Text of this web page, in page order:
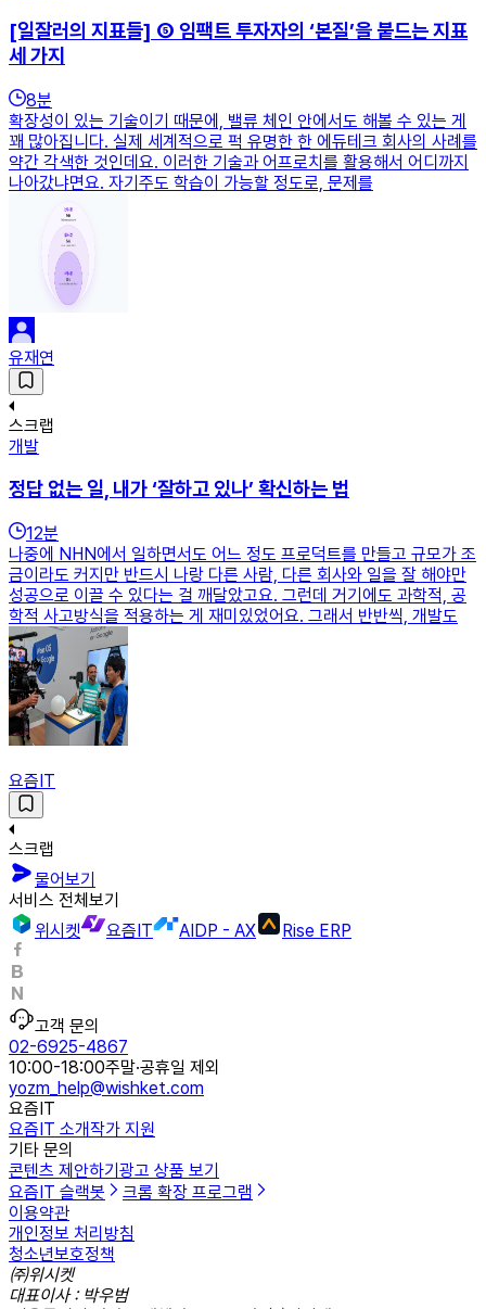
[일잘러의 지표들] ⑤ 임팩트 투자자의 ‘본질’을 붙드는 지표
세 가지
8분
확장성이 있는 기술이기 때문에, 밸류 체인 안에서도 해볼 수 있는 게
꽤 많아집니다. 실제 세계적으로 퍽 유명한 한 에듀테크 회사의 사례를
약간 각색한 것인데요. 이러한 기술과 어프로치를 활용해서 어디까지
나아갔냐면요. 자기주도 학습이 가능할 정도로, 문제를
유재연
스크랩
개발
정답 없는 일, 내가 ‘잘하고 있나’ 확신하는 법
12분
나중에 NHN에서 일하면서도 어느 정도 프로덕트를 만들고 규모가 조
금이라도 커지만 반드시 나랑 다른 사람, 다른 회사와 일을 잘 해야만
성공으로 이끌 수 있다는 걸 깨달았고요. 그런데 거기에도 과학적, 공
학적 사고방식을 적용하는 게 재미있었어요. 그래서 반반씩, 개발도
요즘IT
스크랩
물어보기
서비스 전체보기
위시켓
요즘IT AIDP - AX Rise ERP
고객 문의
02-6925-4867
10:00-18:00주말·공휴일 제외
yozm_help@wishket.com
요즘IT
요즘IT 소개작가 지원
기타 문의
콘텐츠 제안하기 광고 상품 보기
요즘IT 슬랙봇
크롬 확장 프로그램
이용약관
개인정보 처리방침
청소년보호정책
㈜위시켓
대표이사 : 박우범